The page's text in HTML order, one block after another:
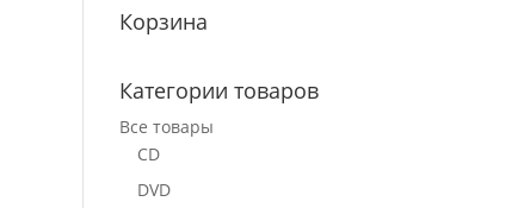
Корзина
Категории товаров
Все товары
CD
DVD